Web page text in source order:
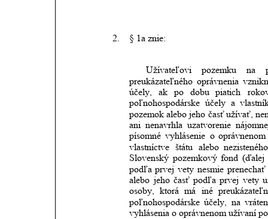
2. § 1a znie:
Užívateľovi pozemku na
preukázateľného oprávnenia
účely,
ak po dobu piatich
poľnohospodárske účely a
pozemok alebo jeho časť užívať,
ani nenavrhla uzatvorenie
písomné vyhlásenie o oprávnenom
vlastníctve
štátu alebo nezisteného
Slovenský pozemkový fond (ďalej
podľa prvej vety nesmie prenechať
alebo jeho časť podľa prvej vety
osoby, ktorá má iné
poľnohospodárske účely, na
vyhlásenia o oprávnenom užívaní